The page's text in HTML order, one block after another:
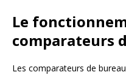
Le
comparateurs
Les comparateurs de